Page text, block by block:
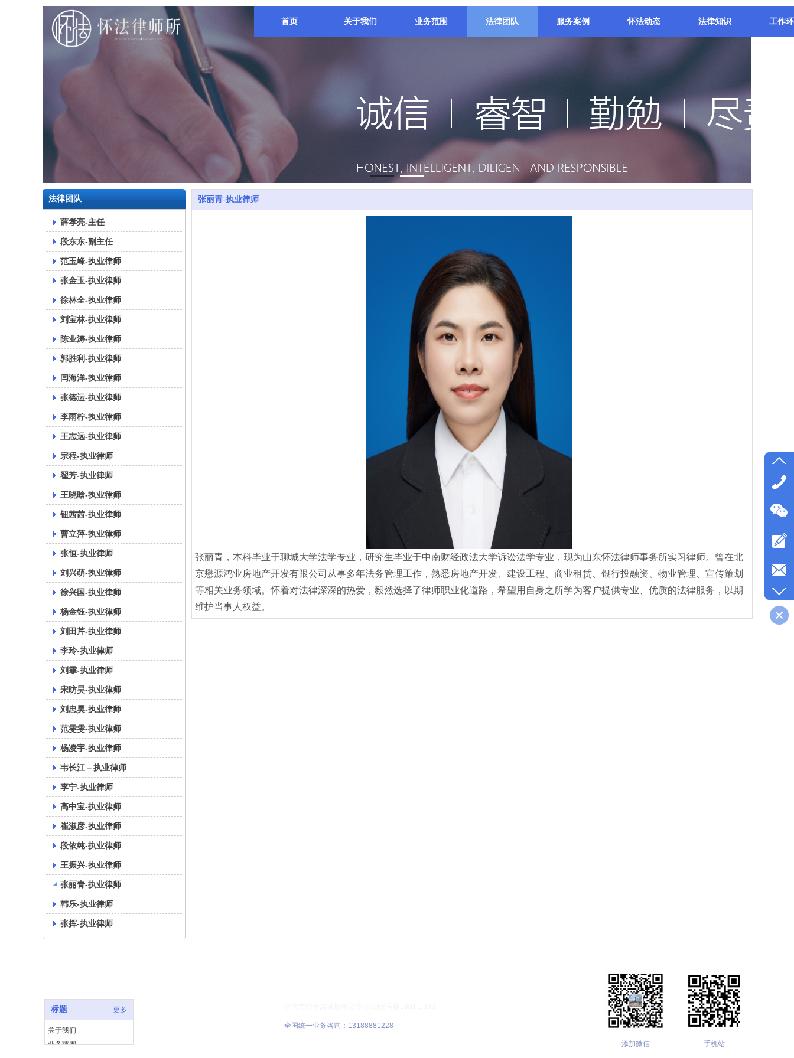
首页 关于我们 业务范围 法律团队 服务案例 怀法动态 法律知识 工作
法律团队
薛孝亮-主任
段东东-副主任
范玉峰-执业律师
张金玉-执业律师
徐林全-执业律师
刘宝林-执业律师
陈业涛-执业律师
郭胜利-执业律师
闫海洋-执业律师
张德运-执业律师
李雨柠-执业律师
王志远-执业律师
宗程-执业律师
翟芳-执业律师
王晓晗-执业律师
钮茜茜-执业律师
曹立萍-执业律师
张恒-执业律师
刘兴萌-执业律师
徐兴国-执业律师
杨金钰-执业律师
刘田芹-执业律师
李玲-执业律师
刘霏-执业律师
宋昉昊-执业律师
刘忠昊-执业律师
范雯雯-执业律师
杨凌宇-执业律师
韦长江－执业律师
李宁-执业律师
高中宝-执业律师
崔淑彦-执业律师
段依纯-执业律师
王振兴-执业律师
张丽青-执业律师
韩乐-执业律师
张挥-执业律师
张丽青-执业律师
张丽青，本科毕业于聊城大学法学专业，研究生毕业于中南财经政法大学诉讼法学专业，现为山东怀法律师事务所实习律师。曾在北
京懋源鸿业房地产开发有限公司从事多年法务管理工作，熟悉房地产开发、建设工程、商业租赁、银行投融资、物业管理、宣传策划
等相关业务领域。怀着对法律深深的热爱，毅然选择了律师职业化道路，希望用自身之所学为客户提供专业、优质的法律服务，以期
维护当事人权益。
标题 更多
关于我们
业务范围
全国统一业务咨询：13188881228
添加微信 手机站